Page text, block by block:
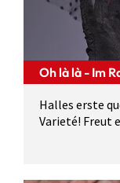
Oh là là - Im
Halles erste
Varieté! Freut